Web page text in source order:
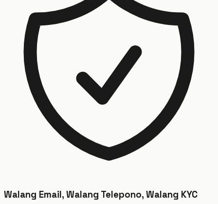
Walang Email, Walang Telepono, Walang KYC